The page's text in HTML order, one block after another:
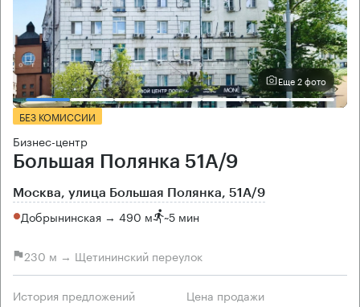
Еще 2 фото
БЕЗ КОМИССИИ
Бизнес-центр
Большая Полянка 51А/9
Москва, улица Большая Полянка, 51А/9
Добрынинская → 490 м ~5 мин
230 м → Щетининский переулок
История предложений Цена продажи